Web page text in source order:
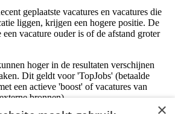
geplaatste vacatures en vacatures die
liggen, krijgen een hogere positie. De
een vacature ouder is of de afstand groter
hoger in de resultaten verschijnen
Dit geldt voor 'TopJobs' (betaalde
een actieve 'boost' of vacatures van
bronnen).
×